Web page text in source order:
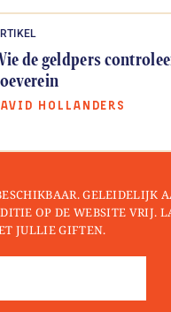
de geldpers
HOLLANDERS
GELEIDELIJK
OP DE WEBSITE VRIJ.
JULLIE GIFTEN.